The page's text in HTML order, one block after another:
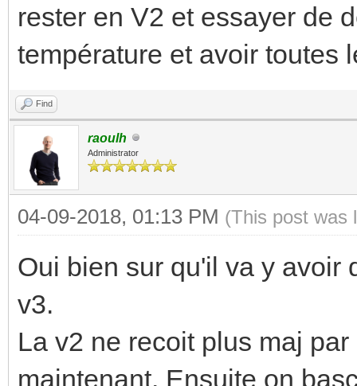
rester en V2 et essayer de
température et avoir toutes
Find
raoulh
Administrator
04-09-2018, 01:13 PM (This post was
Oui bien sur qu'il va y avoir
v3.
La v2 ne recoit plus maj
maintenant. Ensuite on